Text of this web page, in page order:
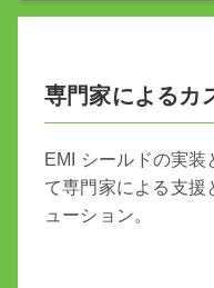
専門家によるカ
EMI シールドの実装
て専門家による支援
ューション。